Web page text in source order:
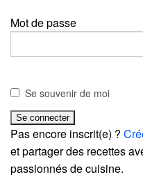
Mot de passe
Se souvenir de moi
Pas encore inscrit(e) ?
et partager des recettes
passionnés de cuisine.